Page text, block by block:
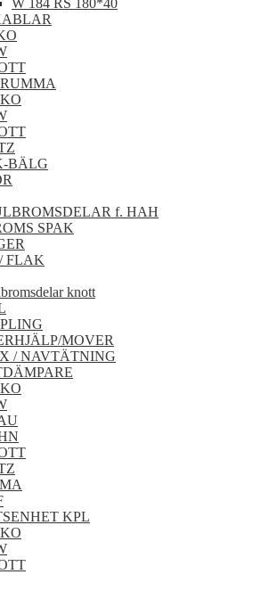
W 184 RS 180*40
BÄLG
f. HAH
SPAK
FLAK
knott
MOVER
/ NAVTÄTNING
KPL